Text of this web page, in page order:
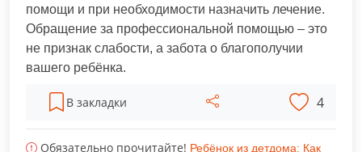
помощи и при необходимости назначить лечение.
Обращение за профессиональной помощью – это
не признак слабости, а забота о благополучии
вашего ребёнка.
В закладки 4
Обязательно прочитайте! Ребёнок из детдома: Как